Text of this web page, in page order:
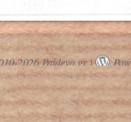
και είδη
Πληγή οι
2026 Paidevo.gr |